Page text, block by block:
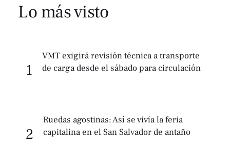
Lo más visto
1
VMT exigirá revisión técnica a transporte
de carga desde el sábado para circulación
2
Ruedas agostinas: Así se vivía la feria
capitalina en el San Salvador de antaño